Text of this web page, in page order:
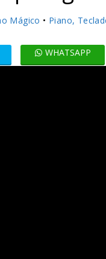
Mágico • Piano,
WHATSAPP